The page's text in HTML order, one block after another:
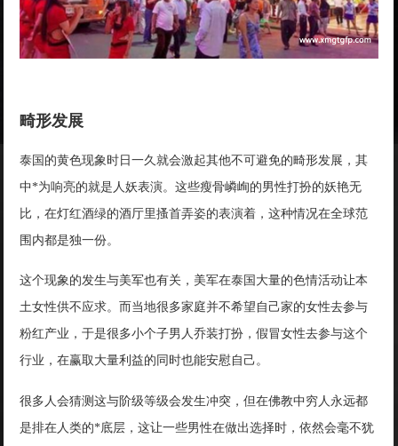
畸形发展
泰国的黄色现象时日一久就会激起其他不可避免的畸形发展，其
中*为响亮的就是人妖表演。这些瘦骨嶙峋的男性打扮的妖艳无
比，在灯红酒绿的酒厅里搔首弄姿的表演着，这种情况在全球范
围内都是独一份。
这个现象的发生与美军也有关，美军在泰国大量的色情活动让本
土女性供不应求。而当地很多家庭并不希望自己家的女性去参与
粉红产业，于是很多小个子男人乔装打扮，假冒女性去参与这个
行业，在赢取大量利益的同时也能安慰自己。
很多人会猜测这与阶级等级会发生冲突，但在佛教中穷人永远都
是排在人类的*底层，这让一些男性在做出选择时，依然会毫不犹